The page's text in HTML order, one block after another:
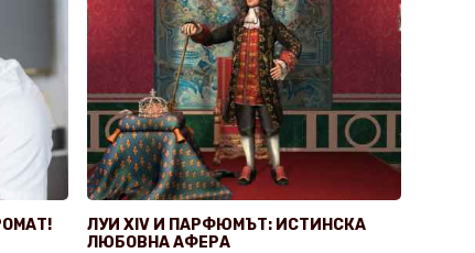
ЛУИ XIV И ПАРФЮМЪТ: ИСТИНСКА
ЛЮБОВНА АФЕРА